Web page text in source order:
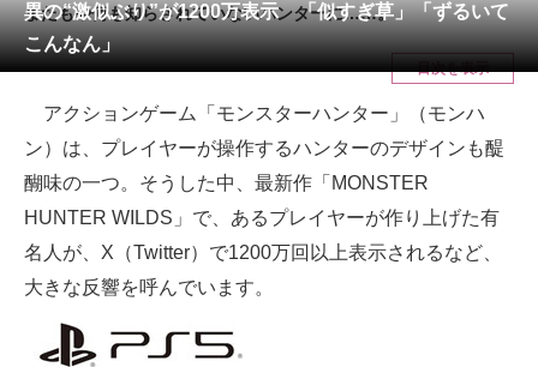
メディア
注目記事を集めた総合ページ
スマホと通信の最新トレンド
進化するPCとデバイスの未来
好きが集まる 比べて選べる
ビジネスと働き方のヒント
異の“激似ぶり”が1200万表示 「似すぎ草」「ずるいて
こんなん」
またもや何も知らされていないハンターに……。
目次を表示
アクションゲーム「モンスターハンター」（モンハ
ン）は、プレイヤーが操作するハンターのデザインも醍
醐味の一つ。そうした中、最新作「MONSTER
HUNTER WILDS」で、あるプレイヤーが作り上げた有
名人が、X（Twitter）で1200万回以上表示されるなど、
大きな反響を呼んでいます。